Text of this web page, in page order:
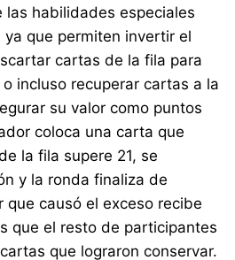
las habilidades especiales
que permiten invertir el
cartas de la fila para
incluso recuperar cartas a la
su valor como puntos
coloca una carta que
la fila supere 21, se
y la ronda finaliza de
que causó el exceso recibe
que el resto de participantes
que lograron conservar.